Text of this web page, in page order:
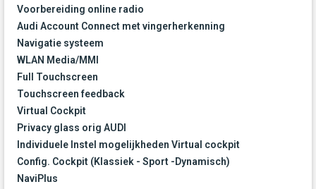
Voorbereiding online radio
Audi Account Connect met vingerherkenning
Navigatie systeem
WLAN Media/MMI
Full Touchscreen
Touchscreen feedback
Virtual Cockpit
Privacy glass orig AUDI
Individuele Instel mogelijkheden Virtual cockpit
Config. Cockpit (Klassiek - Sport -Dynamisch)
NaviPlus